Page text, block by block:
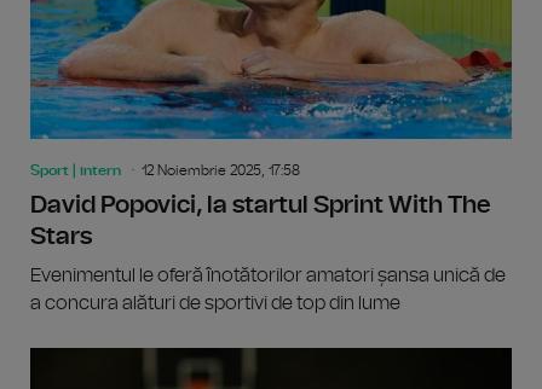
Sport | intern 12 Noiembrie 2025, 17:58
David Popovici, la startul Sprint With The
Stars
Evenimentul le oferă înotătorilor amatori șansa unică de
a concura alături de sportivi de top din lume